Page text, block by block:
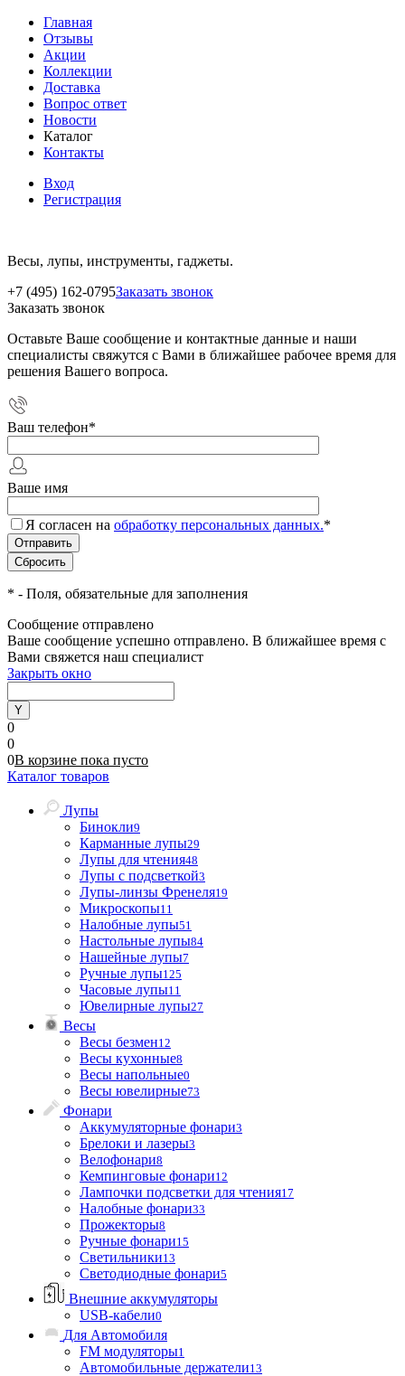
Главная
Отзывы
Акции
Коллекции
Доставка
Вопрос ответ
Новости
Каталог
Контакты
Вход
Регистрация
Весы, лупы, инструменты, гаджеты.
+7 (495) 162-0795Заказать звонок
Заказать звонок
Оставьте Ваше сообщение и контактные данные и наши
специалисты свяжутся с Вами в ближайшее рабочее время для
решения Вашего вопроса.
Ваш телефон*
Ваше имя
Я согласен на обработку персональных данных.*
* - Поля, обязательные для заполнения
Сообщение отправлено
Ваше сообщение успешно отправлено. В ближайшее время с
Вами свяжется наш специалист
Закрыть окно
0
0
0В корзине пока пусто
Каталог товаров
Лупы
Бинокли9
Карманные лупы29
Лупы для чтения48
Лупы с подсветкой3
Лупы-линзы Френеля19
Микроскопы11
Налобные лупы51
Настольные лупы84
Нашейные лупы7
Ручные лупы125
Часовые лупы11
Ювелирные лупы27
Весы
Весы безмен12
Весы кухонные8
Весы напольные0
Весы ювелирные73
Фонари
Аккумуляторные фонари3
Брелоки и лазеры3
Велофонари8
Кемпинговые фонари12
Лампочки подсветки для чтения17
Налобные фонари33
Прожекторы8
Ручные фонари15
Светильники13
Светодиодные фонари5
Внешние аккумуляторы
USB-кабели0
Для Автомобиля
FM модуляторы1
Автомобильные держатели13